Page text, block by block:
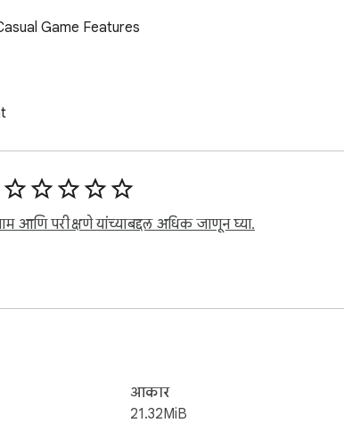
Game Features
these game for free (and more requests will be
आणि परीक्षणे यांच्याबद्दल अधिक जाणून घ्या.
आकार
21.32MiB